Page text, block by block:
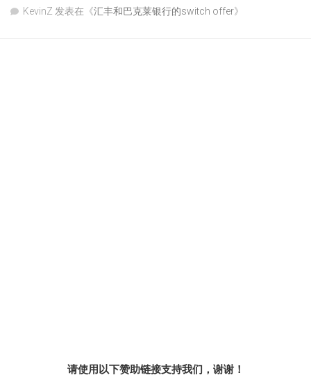
KevinZ 发表在《汇丰和巴克莱银行的switch offer》
请使用以下赞助链接支持我们，谢谢！